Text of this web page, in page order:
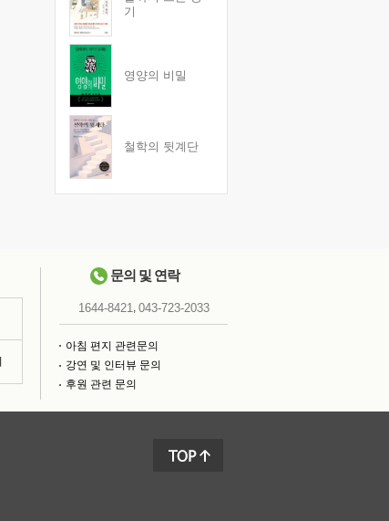
기
영양의 비밀
철학의 뒷계단
문의 및 연락
1644-8421, 043-723-2033
아침 편지 관련문의
강연 및 인터뷰 문의
후원 관련 문의